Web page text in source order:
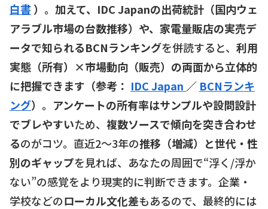
白書 ）。加えて、IDC Japanの出荷統計（国内ウェ
アラブル市場の台数推移）や、家電量販店の実売デ
ータで知られるBCNランキングを併読すると、 利用
実態（所有）×市場動向（販売）の両面から立体的
に把握できます（参考： IDC Japan ／ BCNランキ
ング）。アンケートの所有率はサンプルや設問設計
でブレやすいため、 複数ソースで傾向を突き合わせ
るのがコツ。直近2〜3年の推移（増減）と世代・性
別のギャップを見れば、あなたの周囲で“浮く/浮か
ない”の感覚をより現実的に判断できます。企業・
学校などのローカル文化差もあるので、最終的には